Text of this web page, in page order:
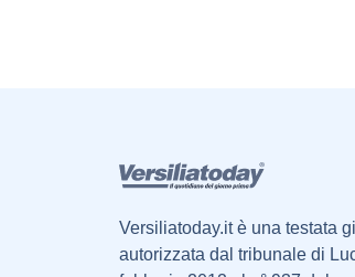
Versiliatoday.it è una testata
autorizzata dal tribunale di